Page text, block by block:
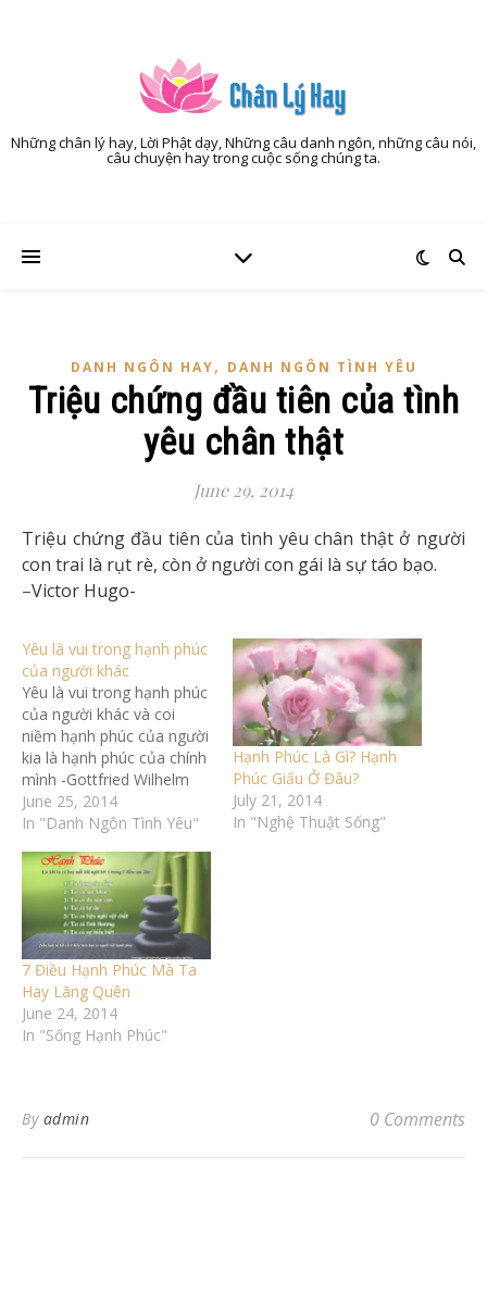
Những chân lý hay, Lời Phật dạy, Những câu danh ngôn, những câu nói,
câu chuyện hay trong cuộc sống chúng ta.
DANH NGÔN HAY, DANH NGÔN TÌNH YÊU
Triệu chứng đầu tiên của tình
yêu chân thật
June 29, 2014
Triệu chứng đầu tiên của tình yêu chân thật ở người
con trai là rụt rè, còn ở người con gái là sự táo bạo.
–Victor Hugo-
Yêu là vui trong hạnh phúc
của người khác
Yêu là vui trong hạnh phúc
của người khác và coi
niềm hạnh phúc của người
kia là hạnh phúc của chính
mình -Gottfried Wilhelm
Leibniz-
June 25, 2014
In "Danh Ngôn Tình Yêu"
Hạnh Phúc Là Gì? Hạnh
Phúc Giấu Ở Đâu?
July 21, 2014
In "Nghệ Thuật Sống"
7 Điều Hạnh Phúc Mà Ta
Hay Lãng Quên
June 24, 2014
In "Sống Hạnh Phúc"
By admin 0 Comments